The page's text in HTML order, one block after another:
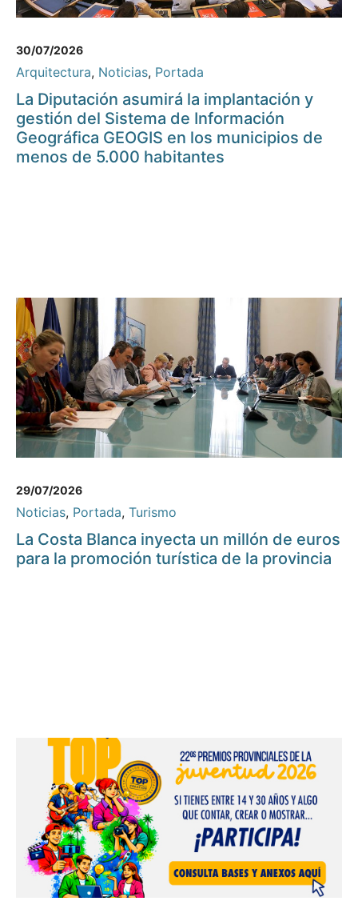
30/07/2026
Arquitectura, Noticias, Portada
La Diputación asumirá la implantación y
gestión del Sistema de Información
Geográfica GEOGIS en los municipios de
menos de 5.000 habitantes
29/07/2026
Noticias, Portada, Turismo
La Costa Blanca inyecta un millón de euros
para la promoción turística de la provincia